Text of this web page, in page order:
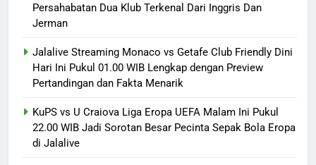
Persahabatan Dua Klub Terkenal Dari Inggris Dan
Jerman
Jalalive Streaming Monaco vs Getafe Club Friendly Dini
Hari Ini Pukul 01.00 WIB Lengkap dengan Preview
Pertandingan dan Fakta Menarik
KuPS vs U Craiova Liga Eropa UEFA Malam Ini Pukul
22.00 WIB Jadi Sorotan Besar Pecinta Sepak Bola Eropa
di Jalalive